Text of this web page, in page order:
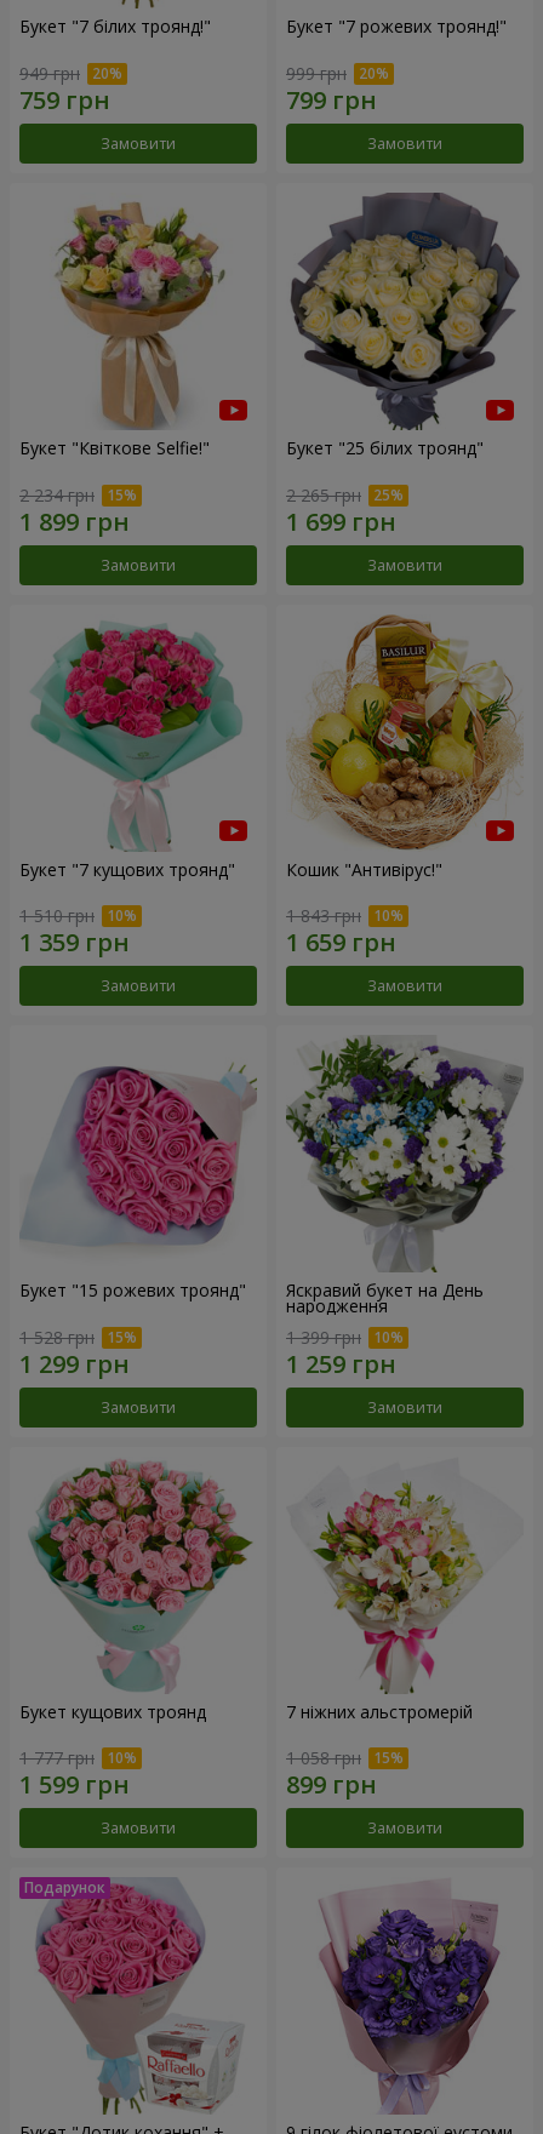
Букет "7 білих троянд!"
949 грн
Замовити
Букет "7 рожевих троянд!"
999 грн
Замовити
Букет "Квіткове Selfie!"
2 234 грн
Замовити
Букет "25 білих троянд"
2 265 грн
Замовити
Букет "7 кущових троянд"
1 510 грн
Замовити
Кошик "Антивірус!"
1 843 грн
Замовити
Букет "15 рожевих троянд"
1 528 грн
Замовити
Яскравий букет на День
народження
1 399 грн
Замовити
Букет кущових троянд
1 777 грн
Замовити
7 ніжних альстромерій
1 058 грн
Замовити